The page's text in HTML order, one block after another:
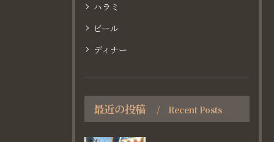
ハラミ
ビール
ディナー
最近の投稿 Recent Posts